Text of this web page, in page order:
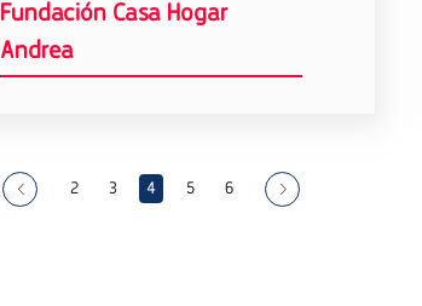
Fundación Casa Hogar
Andrea
2 3 4 5 6